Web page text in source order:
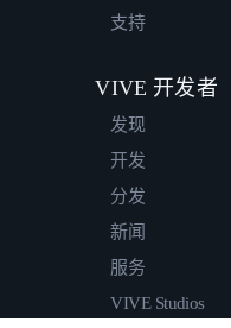
支持
VIVE 开发者
发现
开发
分发
新闻
服务
VIVE Studios